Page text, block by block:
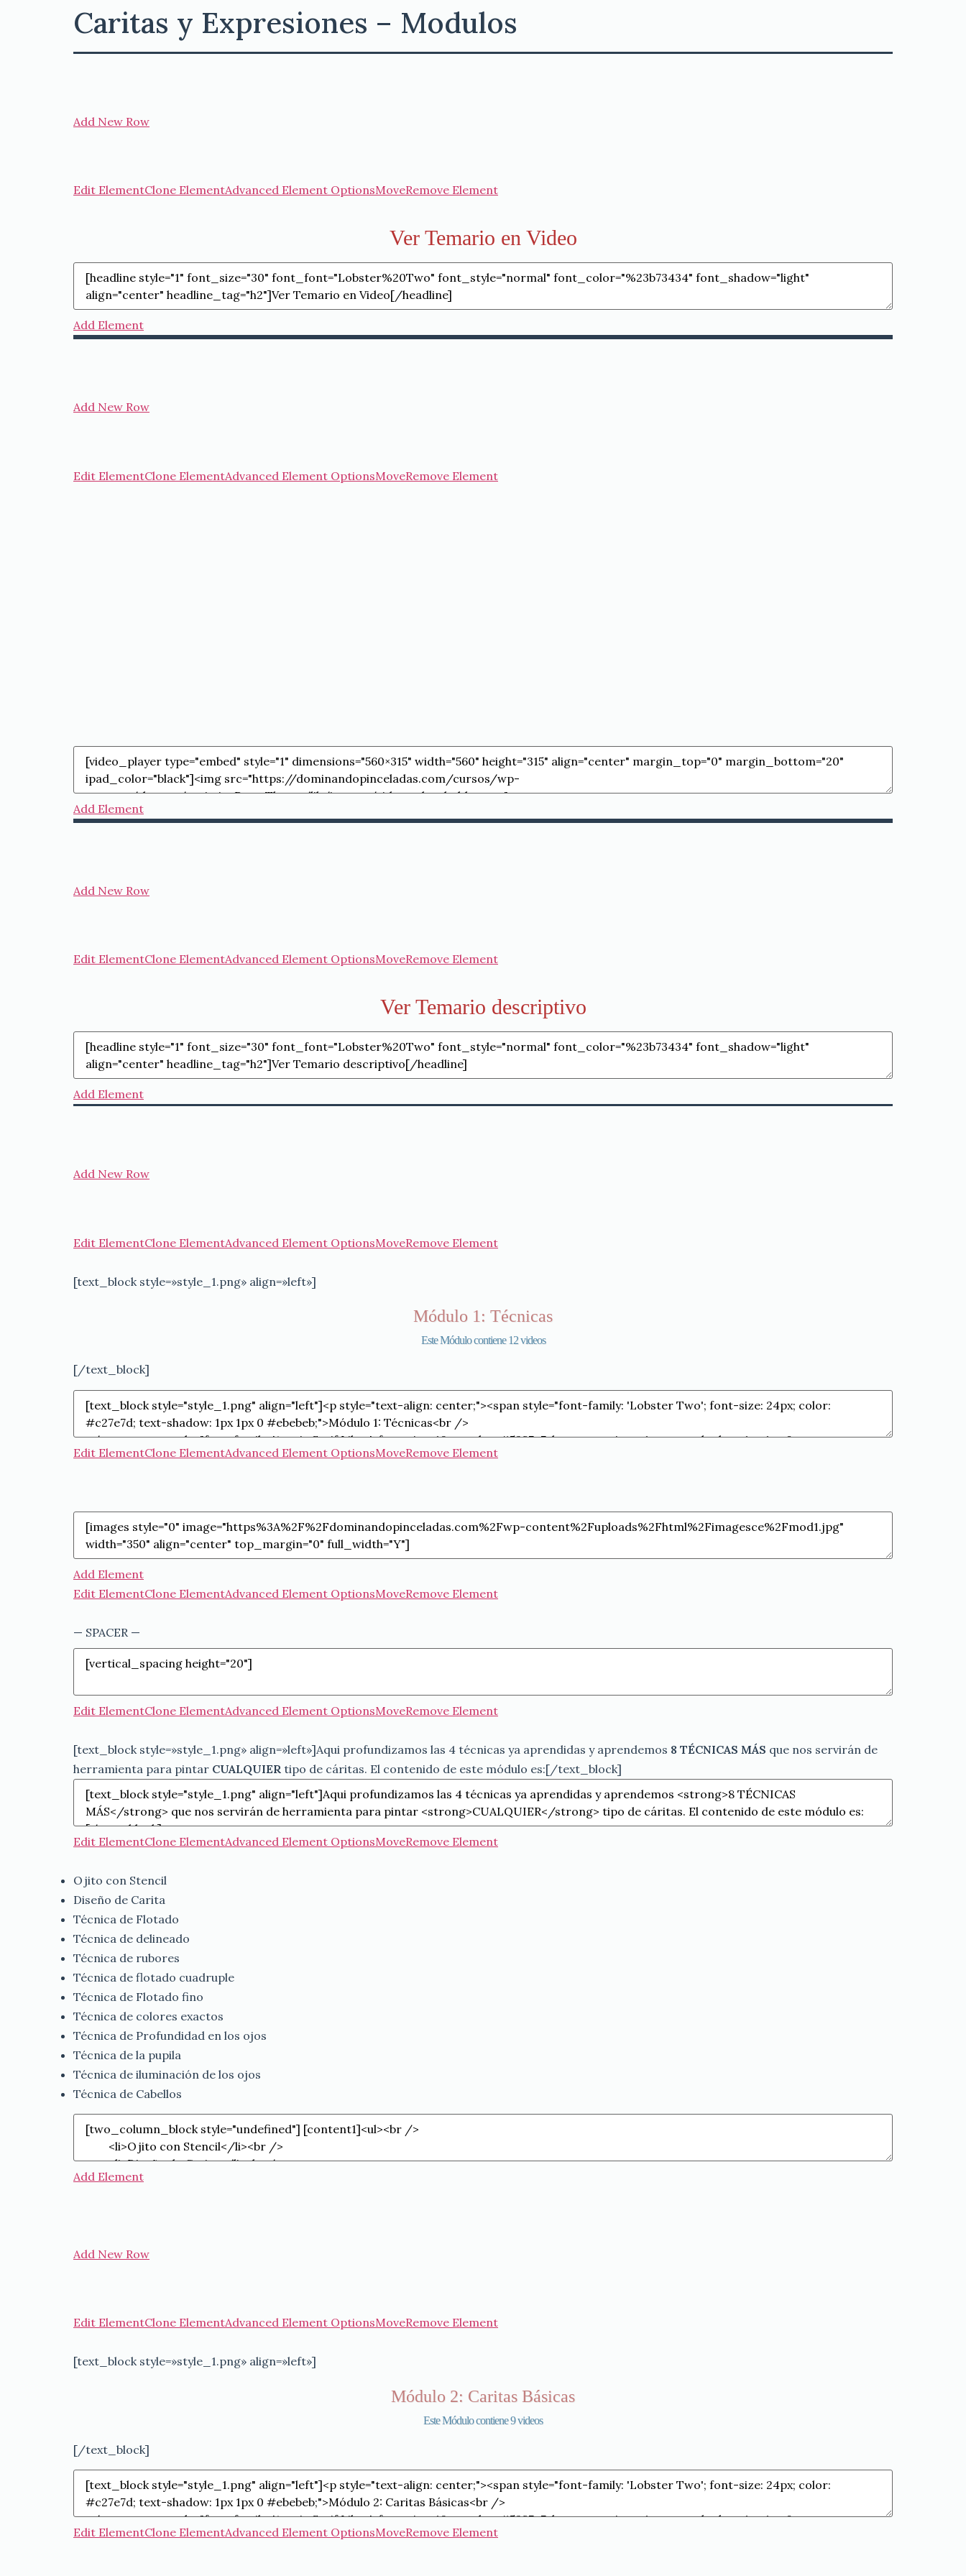
Caritas y Expresiones – Modulos
Add New Row
Edit ElementClone ElementAdvanced Element OptionsMoveRemove Element
Ver Temario en Video
Add Element
Add New Row
Edit ElementClone ElementAdvanced Element OptionsMoveRemove Element
Add Element
Add New Row
Edit ElementClone ElementAdvanced Element OptionsMoveRemove Element
Ver Temario descriptivo
Add Element
Add New Row
Edit ElementClone ElementAdvanced Element OptionsMoveRemove Element
[text_block style=»style_1.png» align=»left»]
Módulo 1: Técnicas
Este Módulo contiene 12 videos
[/text_block]
Edit ElementClone ElementAdvanced Element OptionsMoveRemove Element
Add Element
Edit ElementClone ElementAdvanced Element OptionsMoveRemove Element
— SPACER —
Edit ElementClone ElementAdvanced Element OptionsMoveRemove Element
[text_block style=»style_1.png» align=»left»]Aqui profundizamos las 4 técnicas ya aprendidas y aprendemos 8 TÉCNICAS MÁS que nos servirán de
herramienta para pintar CUALQUIER tipo de cáritas. El contenido de este módulo es:[/text_block]
Edit ElementClone ElementAdvanced Element OptionsMoveRemove Element
Ojito con Stencil
Diseño de Carita
Técnica de Flotado
Técnica de delineado
Técnica de rubores
Técnica de flotado cuadruple
Técnica de Flotado fino
Técnica de colores exactos
Técnica de Profundidad en los ojos
Técnica de la pupila
Técnica de iluminación de los ojos
Técnica de Cabellos
Add Element
Add New Row
Edit ElementClone ElementAdvanced Element OptionsMoveRemove Element
[text_block style=»style_1.png» align=»left»]
Módulo 2: Caritas Básicas
Este Módulo contiene 9 videos
[/text_block]
Edit ElementClone ElementAdvanced Element OptionsMoveRemove Element